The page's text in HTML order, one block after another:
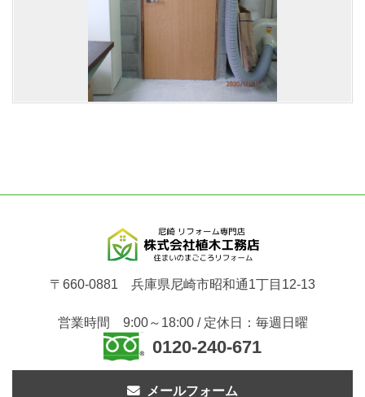
〒660-0881 兵庫県尼崎市昭和通1丁目12-13
営業時間 9:00～18:00 / 定休日：毎週日曜
0120-240-671
メールフォーム